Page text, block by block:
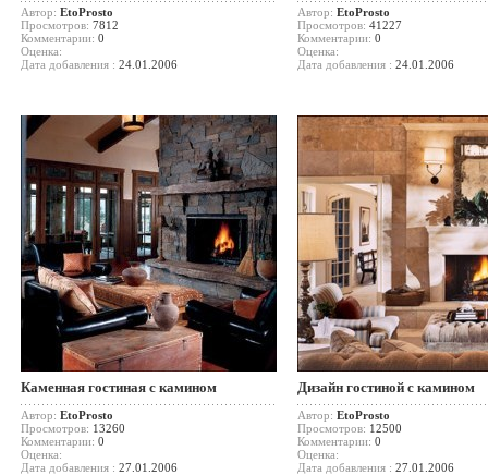
Автор: EtoProsto
Просмотров: 7812
Комментарии: 0
Оценка:
Дата добавления : 24.01.2006
Автор: EtoProsto
Просмотров: 41227
Комментарии: 0
Оценка:
Дата добавления : 24.01.2006
Каменная гостиная с камином
Автор: EtoProsto
Просмотров: 13260
Комментарии: 0
Оценка:
Дата добавления : 27.01.2006
Дизайн гостиной с камином
Автор: EtoProsto
Просмотров: 12500
Комментарии: 0
Оценка:
Дата добавления : 27.01.2006